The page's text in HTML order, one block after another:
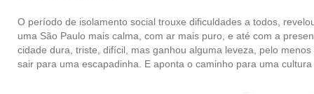
O período de isolamento social trouxe dificuldades a todos,
uma São Paulo mais calma, com ar mais puro, e até com a
cidade dura, triste, difícil, mas ganhou alguma leveza, pelo
sair para uma escapadinha. E aponta o caminho para uma